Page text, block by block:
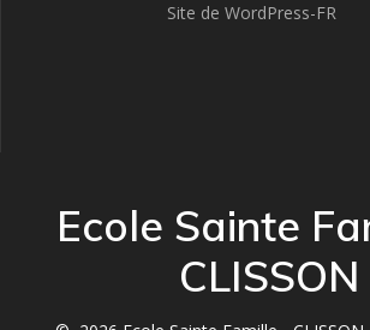
Site de WordPress-FR
Ecole Sainte
CLISSON